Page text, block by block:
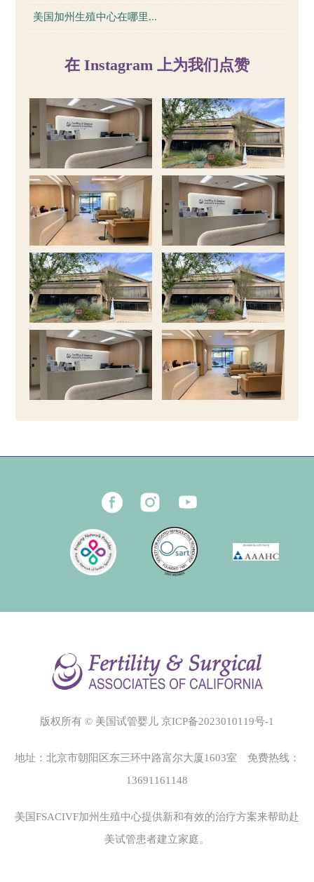
美国加州生殖中心在哪里...
在 Instagram 上为我们点赞
版权所有 © 美国试管婴儿 京ICP备2023010119号-1
地址：北京市朝阳区东三环中路富尔大厦1603室 免费热线：
13691161148
美国FSACIVF加州生殖中心提供新和有效的治疗方案来帮助赴
美试管患者建立家庭。